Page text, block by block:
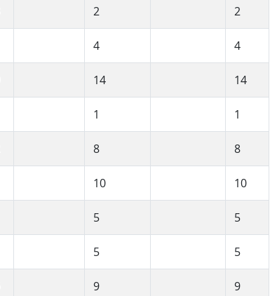
2 2
4 4
14 14
1 1
8 8
10 10
5 5
5 5
9 9